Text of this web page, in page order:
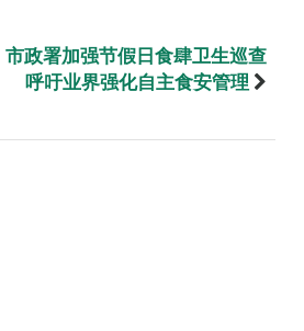
市政署加强节假日食肆卫生巡查
呼吁业界强化自主食安管理